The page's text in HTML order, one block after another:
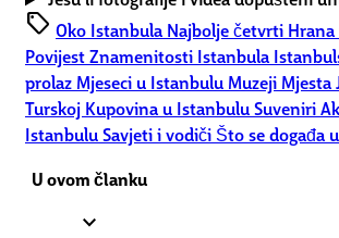
sell Oko Istanbula Najbolje četvrti
PovijestZnamenitosti Istanbula
prolaz Mjeseci u Istanbulu Muzeji Mjesta
Turskoj Kupovina u IstanbuluSuveniri
IstanbuluSavjeti i vodiči Što se događa
U ovom članku
expand_less